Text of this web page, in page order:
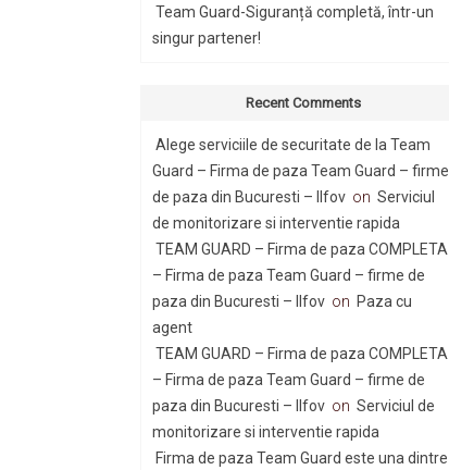
Team Guard-Siguranță completă, într-un
singur partener!
Recent Comments
Alege serviciile de securitate de la Team
Guard – Firma de paza Team Guard – firme
de paza din Bucuresti – Ilfov on Serviciul
de monitorizare si interventie rapida
TEAM GUARD – Firma de paza COMPLETA
– Firma de paza Team Guard – firme de
paza din Bucuresti – Ilfov on Paza cu
agent
TEAM GUARD – Firma de paza COMPLETA
– Firma de paza Team Guard – firme de
paza din Bucuresti – Ilfov on Serviciul de
monitorizare si interventie rapida
Firma de paza Team Guard este una dintre